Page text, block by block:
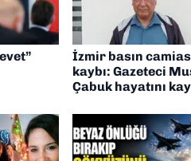
İzmir basın
kaybı: Gazeteci
Çabuk hayatını